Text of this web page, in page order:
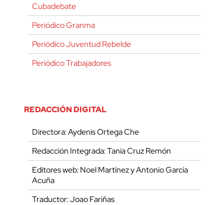
Cubadebate
Periódico Granma
Periódico Juventud Rebelde
Periódico Trabajadores
REDACCIÓN DIGITAL
Directora: Aydenis Ortega Che
Redacción Integrada: Tania Cruz Remón
Editores web: Noel Martínez y Antonio García
Acuña
Traductor: Joao Fariñas